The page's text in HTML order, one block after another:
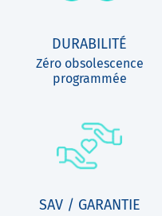
DURABILITÉ
Zéro obsolescence
programmée
SAV / GARANTIE